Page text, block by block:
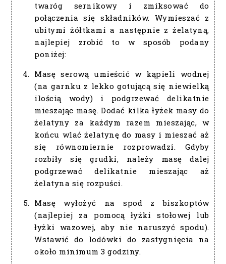
twaróg sernikowy i zmiksować do
połączenia się składników. Wymieszać z
ubitymi żółtkami a następnie z żelatyną,
najlepiej zrobić to w sposób podany
poniżej:
Masę serową umieścić w kąpieli wodnej
(na garnku z lekko gotującą się niewielką
ilością wody) i podgrzewać delikatnie
mieszając masę. Dodać kilka łyżek masy do
żelatyny za każdym razem mieszając, w
końcu wlać żelatynę do masy i mieszać aż
się równomiernie rozprowadzi. Gdyby
rozbiły się grudki, należy masę dalej
podgrzewać delikatnie mieszając aż
żelatyna się rozpuści.
Masę wyłożyć na spod z biszkoptów
(najlepiej za pomocą łyżki stołowej lub
łyżki wazowej, aby nie naruszyć spodu).
Wstawić do lodówki do zastygnięcia na
około minimum 3 godziny.